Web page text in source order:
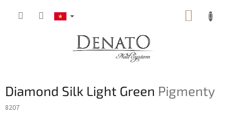
GIỎ
Diamond Silk Light Green Pigmenty
8207